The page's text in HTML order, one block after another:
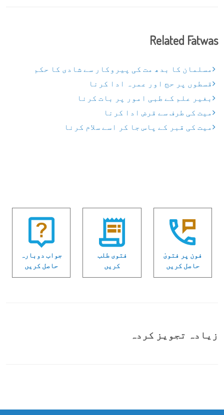
Related Fatwas
مسلمان کا بدھ مت کی پیروکار سے شادی کا حکم
قسطوں پر حج اور عمرہ ادا کرنا
بغیر علم کے طبی امور پر بات کرنا
میت کی طرف سے قرض ادا کرنا
میت کی قبر کے پاس جا کر اسے سلام کرنا
فون پر فتویٰ
حاصل کریں
فتوی طلب
کریں
جواب دوبارہ
حاصل کریں
زیادہ تجویز کردہ